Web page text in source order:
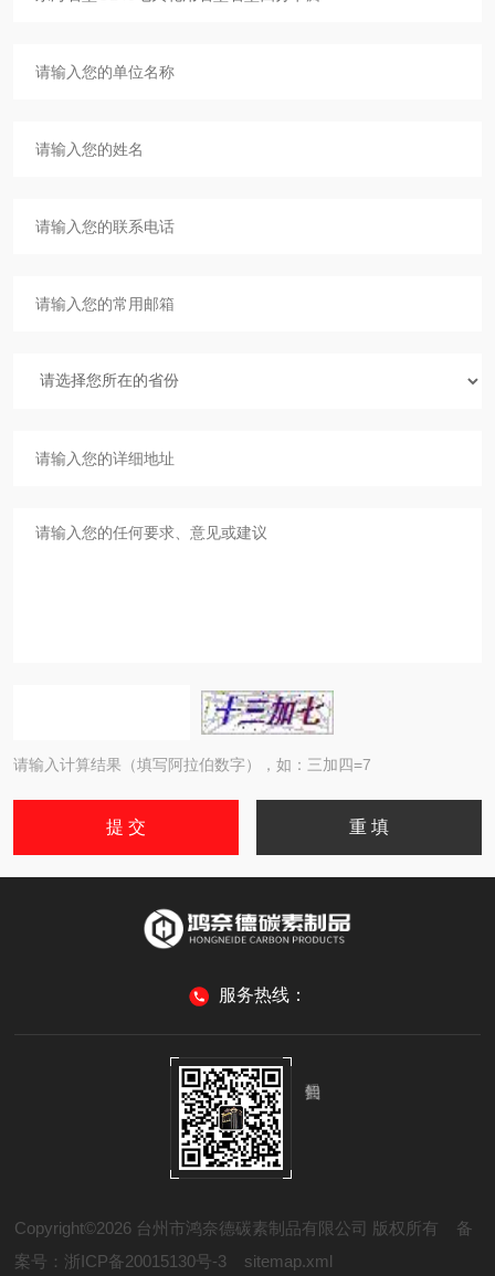
请输入计算结果（填写阿拉伯数字），如：三加四=7
服务热线：
Copyright©2026 台州市鸿奈德碳素制品有限公司 版权所有 备
案号：浙ICP备20015130号-3
sitemap.xml